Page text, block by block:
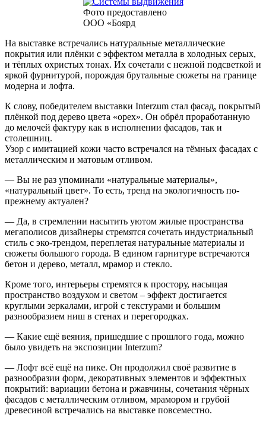
Фото предоставлено
ООО «Боярд
На выставке встречались натуральные металлические
покрытия или плёнки с эффектом металла в холодных серых,
и тёплых охристых тонах. Их сочетали с нежной подсветкой и
яркой фурнитурой, порождая брутальные сюжеты на границе
модерна и лофта.
К слову, победителем выставки Interzum стал фасад, покрытый
плёнкой под дерево цвета «орех». Он обрёл проработанную
до мелочей фактуру как в исполнении фасадов, так и
столешниц.
Узор с имитацией кожи часто встречался на тёмных фасадах с
металлическим и матовым отливом.
— Вы не раз упоминали «натуральные материалы»,
«натуральный цвет». То есть, тренд на экологичность по-
прежнему актуален?
— Да, в стремлении насытить уютом жилые пространства
мегаполисов дизайнеры стремятся сочетать индустриальный
стиль с эко-трендом, переплетая натуральные материалы и
сюжеты большого города. В едином гарнитуре встречаются
бетон и дерево, металл, мрамор и стекло.
Кроме того, интерьеры стремятся к простору, насыщая
пространство воздухом и светом – эффект достигается
круглыми зеркалами, игрой с текстурами и большим
разнообразием ниш в стенах и перегородках.
— Какие ещё веяния, пришедшие с прошлого года, можно
было увидеть на экспозиции Interzum?
— Лофт всё ещё на пике. Он продолжил своё развитие в
разнообразии форм, декоративных элементов и эффектных
покрытий: вариации бетона и ржавчины, сочетания чёрных
фасадов с металлическим отливом, мрамором и грубой
древесиной встречались на выставке повсеместно.